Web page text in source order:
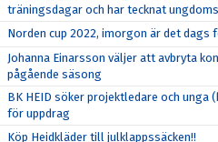
träningsdagar och har tecknat
Norden cup 2022, imorgon är det dags
Johanna Einarsson väljer att avbryta
pågående säsong
BK HEID söker projektledare och unga
för uppdrag
Köp Heidkläder till julklappssäcken!!